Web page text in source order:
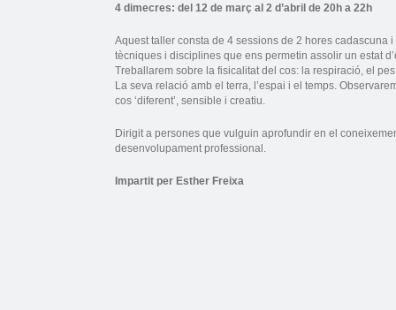
4 dimecres: del 12 de març al 2 d’abril de 20h a 22h
Aquest taller consta de 4 sessions de 2 hores cadascuna
tècniques i disciplines que ens permetin assolir un estat
Treballarem sobre la fisicalitat del cos: la respiració, el
La seva relació amb el terra, l’espai i el temps.
cos ‘diferent’, sensible i creatiu.
Dirigit a persones que vulguin aprofundir en el
desenvolupament professional.
Impartit per Esther Freixa